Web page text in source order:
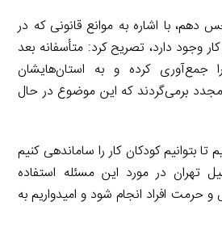
دهم، با اشاره به موانع قانونی که در
وجود دارد، تصریح کرد: متأسفانه بعد
جمع‌آوری کرده و به استان‌هایشان
مجدد برمی‌گردند که این موضوع در حال
بتوانیم کودکان کار را ساماندهی کنیم
تهران در مورد این مسئله استفاده
حرمت افراد انجام شود و امیدواریم به